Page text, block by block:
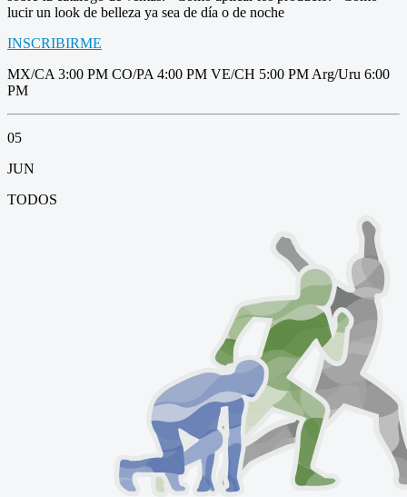
lucir un look de belleza ya sea de día o de noche
INSCRIBIRME
MX/CA 3:00 PM CO/PA 4:00 PM VE/CH 5:00 PM Arg/Uru 6:00
PM
05
JUN
TODOS